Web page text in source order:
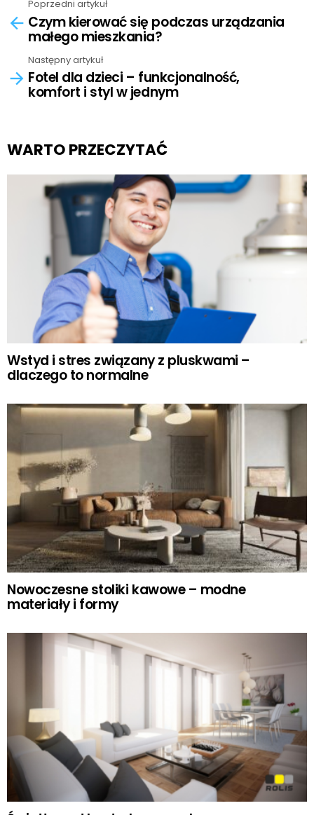
more
Poprzedni artykuł
Czym kierować się podczas urządzania
małego mieszkania?
Następny artykuł
Fotel dla dzieci – funkcjonalność,
komfort i styl w jednym
WARTO PRZECZYTAĆ
Wstyd i stres związany z pluskwami –
dlaczego to normalne
Nowoczesne stoliki kawowe – modne
materiały i formy